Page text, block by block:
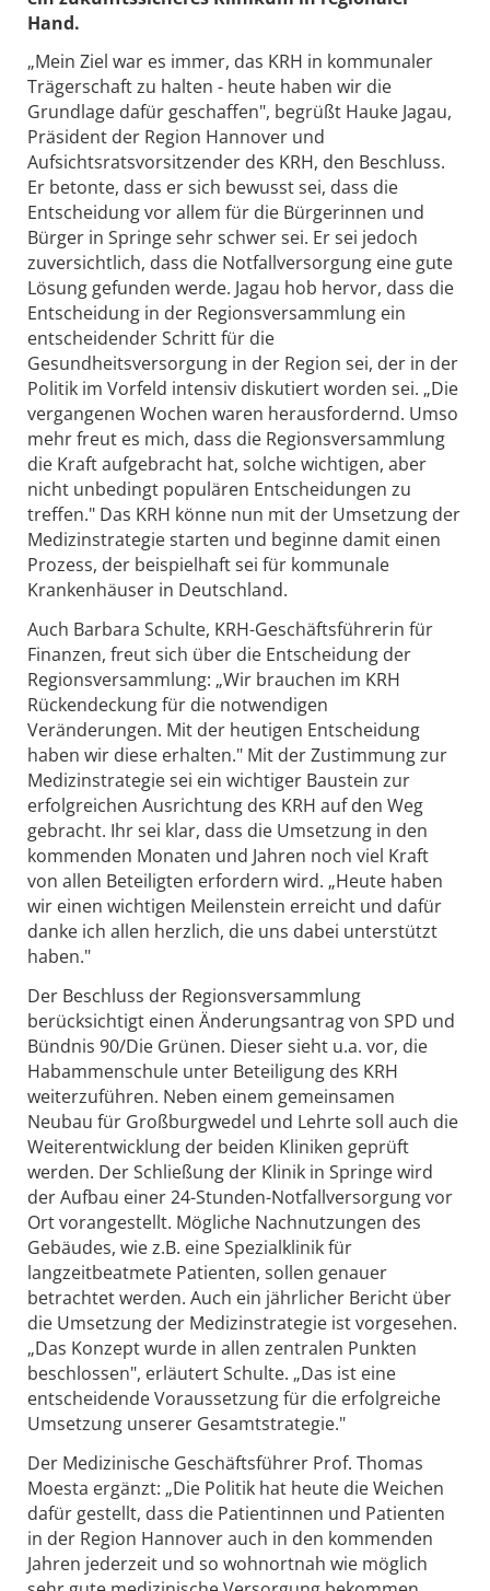
Hand.
„Mein Ziel war es immer, das KRH in kommunaler
Trägerschaft zu halten - heute haben wir die
Grundlage dafür geschaffen", begrüßt Hauke Jagau,
Präsident der Region Hannover und
Aufsichtsratsvorsitzender des KRH, den Beschluss.
Er betonte, dass er sich bewusst sei, dass die
Entscheidung vor allem für die Bürgerinnen und
Bürger in Springe sehr schwer sei. Er sei jedoch
zuversichtlich, dass die Notfallversorgung eine gute
Lösung gefunden werde. Jagau hob hervor, dass die
Entscheidung in der Regionsversammlung ein
entscheidender Schritt für die
Gesundheitsversorgung in der Region sei, der in der
Politik im Vorfeld intensiv diskutiert worden sei. „Die
vergangenen Wochen waren herausfordernd. Umso
mehr freut es mich, dass die Regionsversammlung
die Kraft aufgebracht hat, solche wichtigen, aber
nicht unbedingt populären Entscheidungen zu
treffen." Das KRH könne nun mit der Umsetzung der
Medizinstrategie starten und beginne damit einen
Prozess, der beispielhaft sei für kommunale
Krankenhäuser in Deutschland.
Auch Barbara Schulte, KRH-Geschäftsführerin für
Finanzen, freut sich über die Entscheidung der
Regionsversammlung: „Wir brauchen im KRH
Rückendeckung für die notwendigen
Veränderungen. Mit der heutigen Entscheidung
haben wir diese erhalten." Mit der Zustimmung zur
Medizinstrategie sei ein wichtiger Baustein zur
erfolgreichen Ausrichtung des KRH auf den Weg
gebracht. Ihr sei klar, dass die Umsetzung in den
kommenden Monaten und Jahren noch viel Kraft
von allen Beteiligten erfordern wird. „Heute haben
wir einen wichtigen Meilenstein erreicht und dafür
danke ich allen herzlich, die uns dabei unterstützt
haben."
Der Beschluss der Regionsversammlung
berücksichtigt einen Änderungsantrag von SPD und
Bündnis 90/Die Grünen. Dieser sieht u.a. vor, die
Habammenschule unter Beteiligung des KRH
weiterzuführen. Neben einem gemeinsamen
Neubau für Großburgwedel und Lehrte soll auch die
Weiterentwicklung der beiden Kliniken geprüft
werden. Der Schließung der Klinik in Springe wird
der Aufbau einer 24-Stunden-Notfallversorgung vor
Ort vorangestellt. Mögliche Nachnutzungen des
Gebäudes, wie z.B. eine Spezialklinik für
langzeitbeatmete Patienten, sollen genauer
betrachtet werden. Auch ein jährlicher Bericht über
die Umsetzung der Medizinstrategie ist vorgesehen.
„Das Konzept wurde in allen zentralen Punkten
beschlossen", erläutert Schulte. „Das ist eine
entscheidende Voraussetzung für die erfolgreiche
Umsetzung unserer Gesamtstrategie."
Der Medizinische Geschäftsführer Prof. Thomas
Moesta ergänzt: „Die Politik hat heute die Weichen
dafür gestellt, dass die Patientinnen und Patienten
in der Region Hannover auch in den kommenden
Jahren jederzeit und so wohnortnah wie möglich